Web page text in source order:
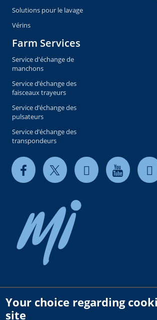
Solutions pour le lavage
Vérins
Farm Services
Service d'échange de
manchons
Service d’échange des
faisceaux trayeurs
Service d’échange des
pulsateurs
Service d’échange des
transpondeurs
Copyright © 2026 milkrite | InterPuls. All
Your choice regarding
site